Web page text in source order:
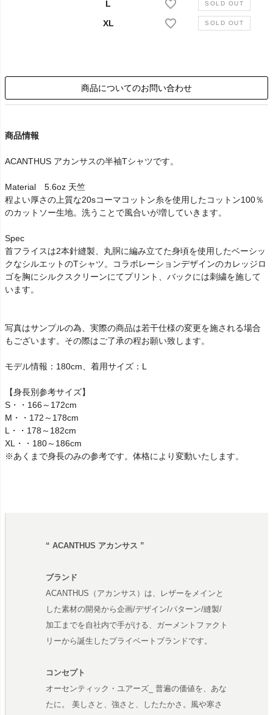
L
XL
商品についてのお問い合わせ
商品情報
ACANTHUS アカンサスの半袖Tシャツです。
Material 5.6oz 天竺
程よい厚さの上質な20sコーマコットン糸を使用したコットン100％
のカットソー生地。洗うことで風合いが増していきます。
Spec
首フライスは2本針縫製、丸胴に編み立てた身頃を使用したベーシッ
クなシルエットのTシャツ。コラボレーションデザインのカレッジロ
ゴを胸にシルクスクリーンにてプリント、バックには刺繍を施して
います。
写真はサンプルの為、実際の商品は若干仕様の変更を施される場合
もございます。その際はご了承の程お願い致します。
モデル情報：180cm、着用サイズ：L
【身長別参考サイズ】
S・・166～172cm
M・・172～178cm
L・・178～182cm
XL・・180～186cm
※あくまで身長のみの参考です。体格により変動いたします。
“ ACANTHUS アカンサス ”
ブランド
ACANTHUS（アカンサス）は、レザーをメインと
した素材の開発から企画/デザイン/パターン/縫製/
加工までを自社内で手がける、ガーメントファクト
リーから誕生したプライベートブランドです。
コンセプト
オーセンティック・ユアーズ_ 普遍の価値を、あな
たに。 美しさと、強さと、したたかさ。風や寒さ